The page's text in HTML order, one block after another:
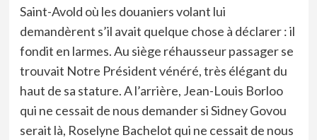
Saint-Avold où les douaniers volant lui
demandèrent s’il avait quelque chose à déclarer : il
fondit en larmes. Au siège réhausseur passager se
trouvait Notre Président vénéré, très élégant du
haut de sa stature. A l’arrière, Jean-Louis Borloo
qui ne cessait de nous demander si Sidney Govou
serait là, Roselyne Bachelot qui ne cessait de nous